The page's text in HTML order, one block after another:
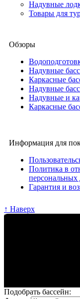
Надувные
Товары для
Обзоры
Надувные
Каркасные
Надувные
Надувные и
Каркасные
Информация для
Политика в
Гарантия и
↑ Наверх
Подобрать бассейн: